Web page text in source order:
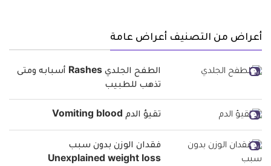
أعراض من التصنيف أعراض عامة
الطفح الجلدي Rashes أسبابه ومتى
تذهب للطبيب
تقيؤ الدم Vomiting blood
فقدان الوزن بدون سبب
Unexplained weight loss